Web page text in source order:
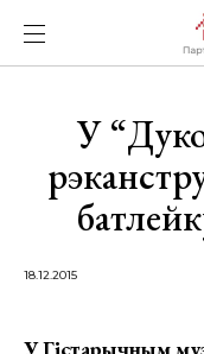
У
18.12.2015